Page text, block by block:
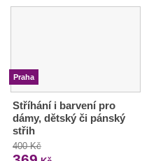
Praha
Stříhání i barvení pro
dámy, dětský či pánský
střih
400 Kč